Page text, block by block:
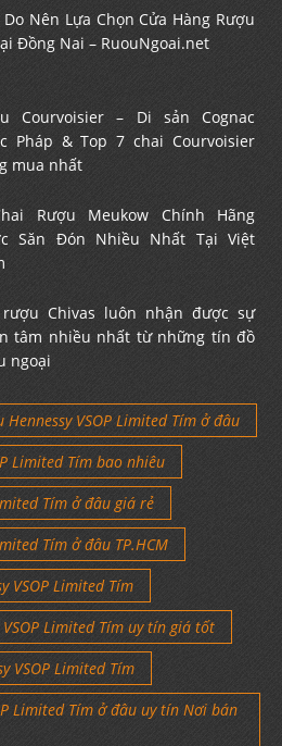
Do Nên Lựa Chọn Cửa Hàng Rượu
Đồng Nai – RuouNgoai.net
Courvoisier – Di sản Cognac
Pháp & Top 7 chai Courvoisier
mua nhất
Rượu Meukow Chính Hãng
Săn Đón Nhiều Nhất Tại Việt
rượu Chivas luôn nhận được sự
tâm nhiều nhất từ những tín đồ
ngoại
VSOP Limited Tím ở đâu
Limited Tím bao nhiêu
Tím ở đâu giá rẻ
Tím ở đâu TP.HCM
VSOP Limited Tím
Limited Tím uy tín giá tốt
VSOP Limited Tím
Limited Tím ở đâu uy tín Nơi bán